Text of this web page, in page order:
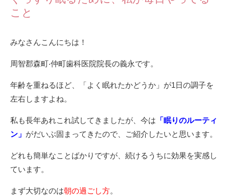
こと
みなさんこんにちは！
周智郡森町‧仲町⻭科医院院⻑の義永です。
年齢を重ねるほど、「よく眠れたかどうか」が1⽇の調⼦を
左右しますよね。
私も⻑年あれこれ試してきましたが、今は 「眠りのルーティ
ン」 がだいぶ固まってきたので、ご紹介したいと思います。
どれも簡単なことばかりですが、続けるうちに効果を実感し
ています。
まず⼤切なのは朝の過ごし⽅。